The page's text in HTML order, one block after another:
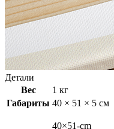
Детали
Вес
1 кг
Габариты 40 × 51 × 5 см
40×51-cm